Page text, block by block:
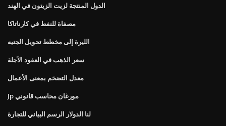
الدول المنتجة لزيت الزيتون في الهند
مصفاة للنفط في كارناتاكا
الليرة إلى مخطط تحويل الجنيه
سعر الذهب في العقود الآجلة
معدل التضخم بمعنى الأعمال
Jp مورغان محاسب قانوني
لنا الدولار الرسم البياني للتجارة